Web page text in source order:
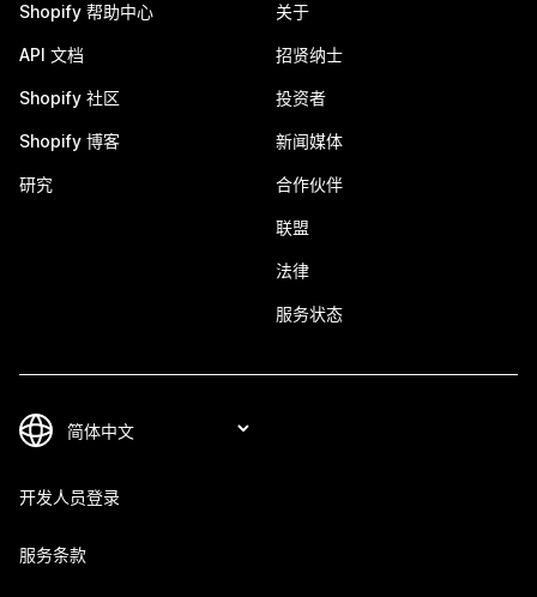
Shopify 帮助中心
API 文档
Shopify 社区
Shopify 博客
研究
关于
招贤纳士
投资者
新闻媒体
合作伙伴
联盟
法律
服务状态
开发人员登录
服务条款